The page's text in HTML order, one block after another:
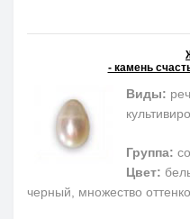
- камень
Виды:
Группа:
Цвет:
черный, множество